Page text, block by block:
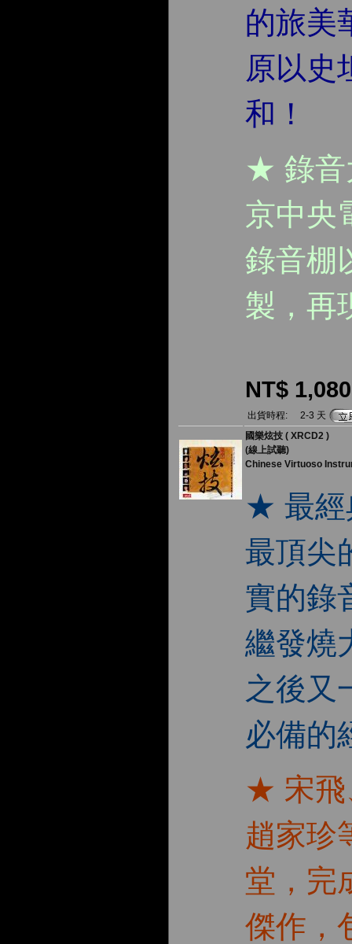
的旅美
原以史
和！
★ 錄音
京中央
錄音棚
製，再
NT$ 1,080
出貨時程:
2-3 天
國樂炫技 ( XRCD2 )
(線上試聽)
Chinese Virtuoso
★ 最經
最頂尖
實的錄
繼發燒
之後又
必備的
★ 宋飛
趙家珍
堂，完
傑作，